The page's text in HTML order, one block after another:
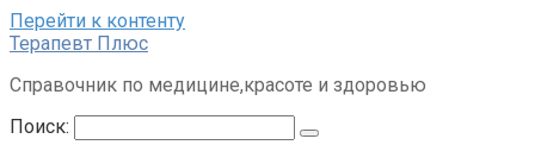
Перейти к контенту
Терапевт Плюс
Справочник по медицине,красоте и здоровью
Поиск: